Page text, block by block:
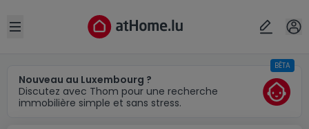
Open sidebar
Nouveau au Luxembourg ?
Discutez avec Thom pour une recherche
immobilière simple et sans stress.
BÊTA
Localité(s)
Annuler OK